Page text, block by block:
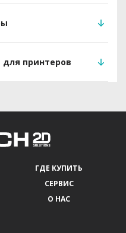
принтеров
ГДЕ КУПИТЬ
СЕРВИС
О НАС